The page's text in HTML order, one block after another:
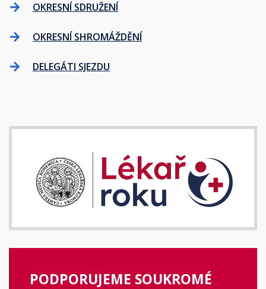
OKRESNÍ SDRUŽENÍ
OKRESNÍ SHROMÁŽDĚNÍ
DELEGÁTI SJEZDU
PODPORUJEME SOUKROMÉ